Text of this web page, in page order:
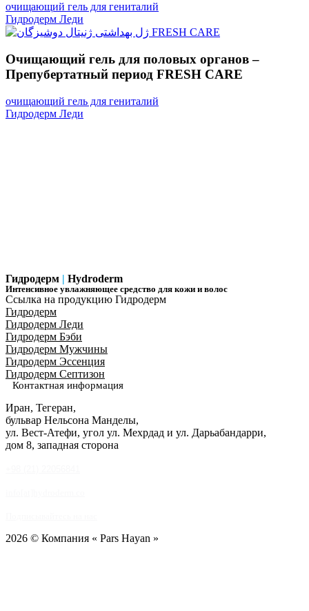
очищающий гель для гениталий
Гидродерм Леди
Очищающий гель для половых органов –
Препубертатный период FRESH CARE
очищающий гель для гениталий
Гидродерм Леди
Гидродерм | Hydroderm
Интенсивное увлажняющее средство для кожи и волос
Ссылка на продукцию Гидродерм
Гидродерм
Гидродерм Леди
Гидродерм Бэби
Гидродерм Мужчины
Гидродерм Эссенция
Гидродерм Септизон
Контактная информация
Иран, Тегеран,
бульвар Нельсона Манделы,
ул. Вест-Атефи, угол ул. Мехрдад и ул. Дарьабандарри,
дом 8, западная сторона
2026 © Компания « Pars Hayan »